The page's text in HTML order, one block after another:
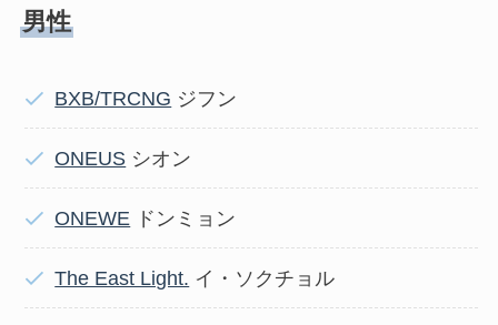
男性
BXB/TRCNG ジフン
ONEUS シオン
ONEWE ドンミョン
The East Light. イ・ソクチョル